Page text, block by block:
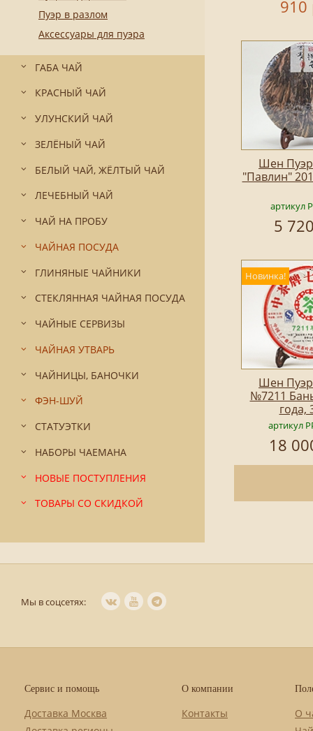
Пуэр в разлом
Аксессуары для пуэра
ГАБА ЧАЙ
КРАСНЫЙ ЧАЙ
УЛУНСКИЙ ЧАЙ
ЗЕЛЁНЫЙ ЧАЙ
БЕЛЫЙ ЧАЙ, ЖЁЛТЫЙ ЧАЙ
ЛЕЧЕБНЫЙ ЧАЙ
ЧАЙ НА ПРОБУ
ЧАЙНАЯ ПОСУДА
ГЛИНЯНЫЕ ЧАЙНИКИ
СТЕКЛЯННАЯ ЧАЙНАЯ ПОСУДА
ЧАЙНЫЕ СЕРВИЗЫ
ЧАЙНАЯ УТВАРЬ
ЧАЙНИЦЫ, БАНОЧКИ
ФЭН-ШУЙ
СТАТУЭТКИ
НАБОРЫ ЧАЕМАНА
НОВЫЕ ПОСТУПЛЕНИЯ
ТОВАРЫ СО СКИДКОЙ
910
Шен
"Павлин"
артикул
5
Новинка!
Шен
№7211
года,
артикул
18
Мы в соцсетях:
Сервис и помощь
Доставка Москва
О компании
Контакты
О